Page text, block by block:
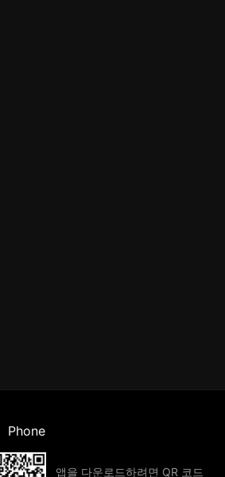
Phone
앱을 다운로드하려면 QR 코드